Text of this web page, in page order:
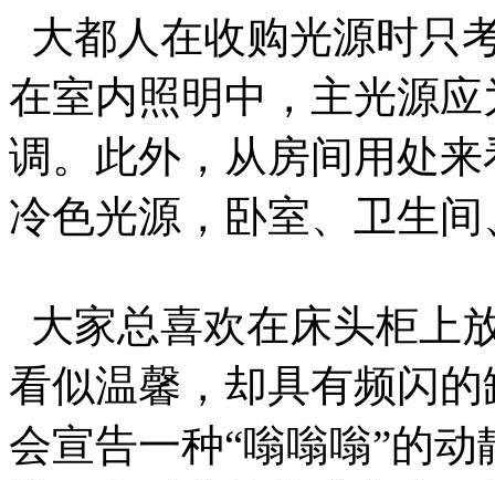
大都人在收购光源时只
在室内照明中，主光源
调。此外，从房间用处
冷色光源，卧室、卫生
大家总喜欢在床头柜上
看似温馨，却具有频闪
会宣告一种“嗡嗡嗡”的